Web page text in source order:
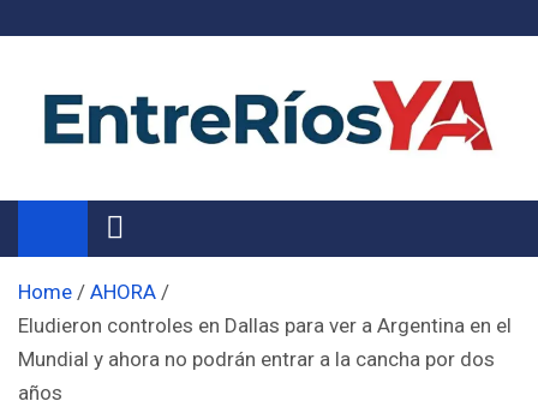
Noticias de Entre Ríos
Información de toda la provincia ahora
Home
AHORA
Eludieron controles en Dallas para ver a Argentina en el
Mundial y ahora no podrán entrar a la cancha por dos
años